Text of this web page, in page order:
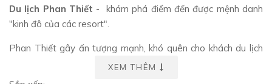
Du lịch Phan Thiết - khám phá điểm đến được mệnh danh
"kinh đô của các resort".
Phan Thiết gây ấn tượng mạnh, khó quên cho khách du lịch
trong và ngoài nước bởi những bãi biển dải cát trắng ngần,
với làng cá duyên dáng và nguồn động thực vật phong phú.
XEM THÊM